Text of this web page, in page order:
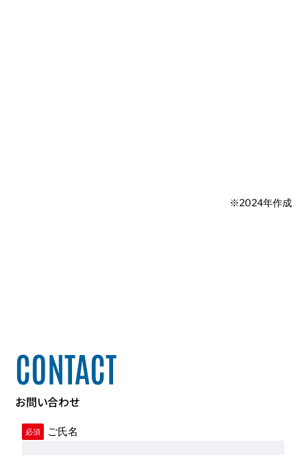
※2024年作成
CONTACT
お問い合わせ
必須 ご氏名